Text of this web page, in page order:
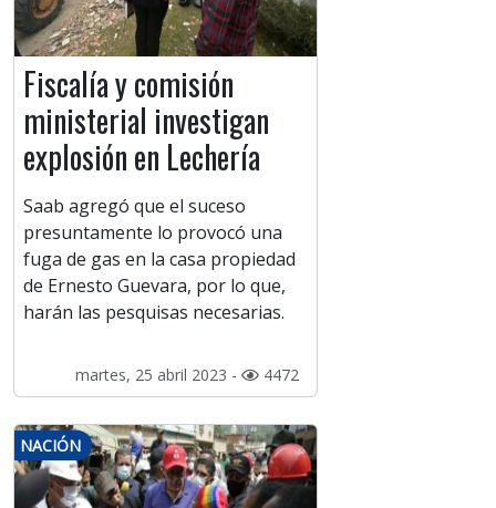
Fiscalía y comisión
ministerial investigan
explosión en Lechería
Saab agregó que el suceso
presuntamente lo provocó una
fuga de gas en la casa propiedad
de Ernesto Guevara, por lo que,
harán las pesquisas necesarias.
martes, 25 abril 2023 - 4472
NACIÓN